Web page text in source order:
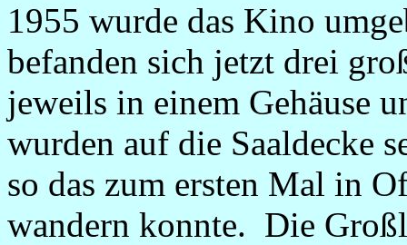
1955 wurde das Kino
befanden sich jetzt drei
jeweils in einem Gehäuse
wurden auf die Saaldecke
so das zum ersten Mal in
wandern konnte. Die